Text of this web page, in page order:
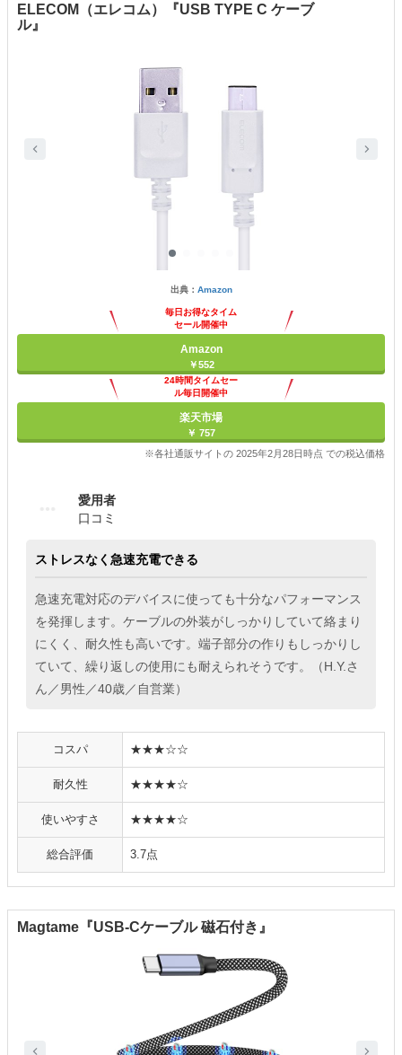
ELECOM（エレコム）『USB TYPE C ケーブ
ル』
出典： Amazon
毎日お得なタイム
セール開催中
Amazon
￥552
24時間タイムセー
ル毎日開催中
楽天市場
￥ 757
※各社通販サイトの 2025年2月28日時点 での税込価格
愛用者
口コミ
ストレスなく急速充電できる
急速充電対応のデバイスに使っても十分なパフォーマンス
を発揮します。ケーブルの外装がしっかりしていて絡まり
にくく、耐久性も高いです。端子部分の作りもしっかりし
ていて、繰り返しの使用にも耐えられそうです。（H.Y.さ
ん／男性／40歳／自営業）
コスパ ★★★☆☆
耐久性 ★★★★☆
使いやすさ ★★★★☆
総合評価 3.7点
Magtame『USB-Cケーブル 磁石付き』